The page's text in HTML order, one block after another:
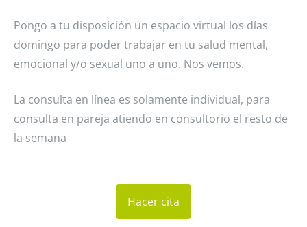
Pongo a tu disposición un espacio virtual los días
domingo para poder trabajar en tu salud mental,
emocional y/o sexual uno a uno. Nos vemos.
La consulta en línea es solamente individual, para
consulta en pareja atiendo en consultorio el resto de
la semana
Hacer cita